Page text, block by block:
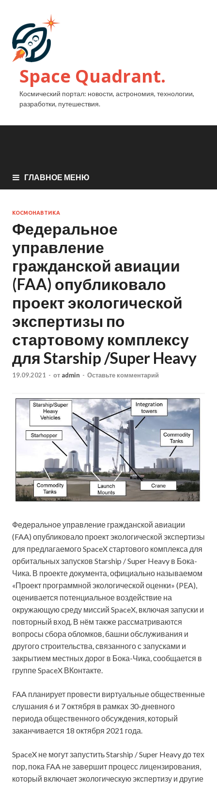
Space Quadrant.
Космический портал: новости, астрономия, технологии,
разработки, путешествия.
ГЛАВНОЕ МЕНЮ
КОСМОНАВТИКА
Федеральное
управление
гражданской авиации
(FAA) опубликовало
проект экологической
экспертизы по
стартовому комплексу
для Starship /Super Heavy
19.09.2021 - от admin - Оставьте комментарий
Федеральное управление гражданской авиации
(FAA) опубликовало проект экологической экспертизы
для предлагаемого SpaceX стартового комплекса для
орбитальных запусков Starship / Super Heavy в Бока-
Чика. В проекте документа, официально называемом
«Проект программной экологической оценки» (PEA),
оценивается потенциальное воздействие на
окружающую среду миссий SpaceX, включая запуски и
повторный вход. В нём также рассматриваются
вопросы сбора обломков, башни обслуживания и
другого строительства, связанного с запусками и
закрытием местных дорог в Бока-Чика, сообщается в
группе SpaceX ВКонтакте.
FAA планирует провести виртуальные общественные
слушания 6 и 7 октября в рамках 30-дневного
периода общественного обсуждения, который
заканчивается 18 октября 2021 года.
SpaceX не могут запустить Starship / Super Heavy до тех
пор, пока FAA не завершит процесс лицензирования,
который включает экологическую экспертизу и другие